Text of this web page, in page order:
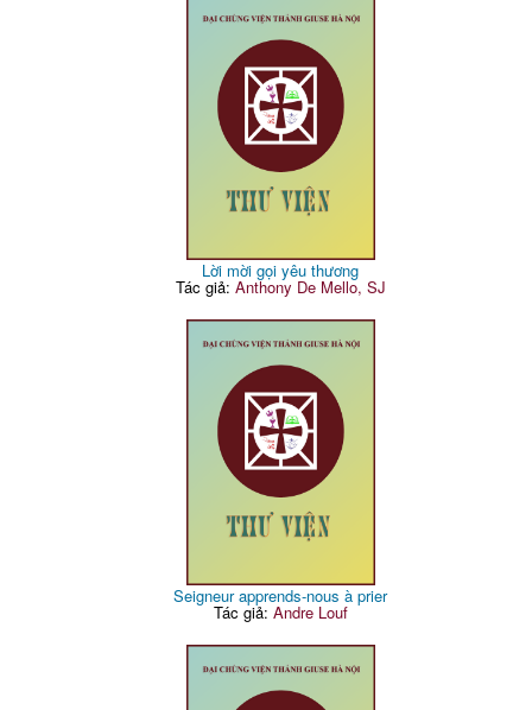
Lời mời gọi yêu thương
Tác giả: Anthony De Mello, SJ
Seigneur apprends-nous à prier
Tác giả: Andre Louf